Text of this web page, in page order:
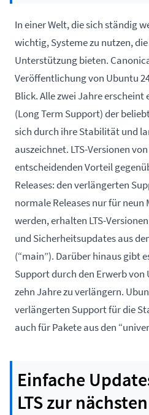
In einer Welt, die sich ständig
wichtig, Systeme zu nutzen,
Unterstützung bieten.
Veröffentlichung von Ubuntu
Blick. Alle zwei Jahre erscheint
(Long Term Support) der
sich durch ihre Stabilität und
auszeichnet. LTS-Versionen
entscheidenden Vorteil
Releases: den verlängerten
normale Releases nur für
werden, erhalten LTS-
und Sicherheitsupdates aus
(“main”). Darüber hinaus gibt
Support durch den Erwerb
zehn Jahre zu verlängern.
verlängerten Support für die
auch für Pakete aus den
Einfache
LTS zur nächsten